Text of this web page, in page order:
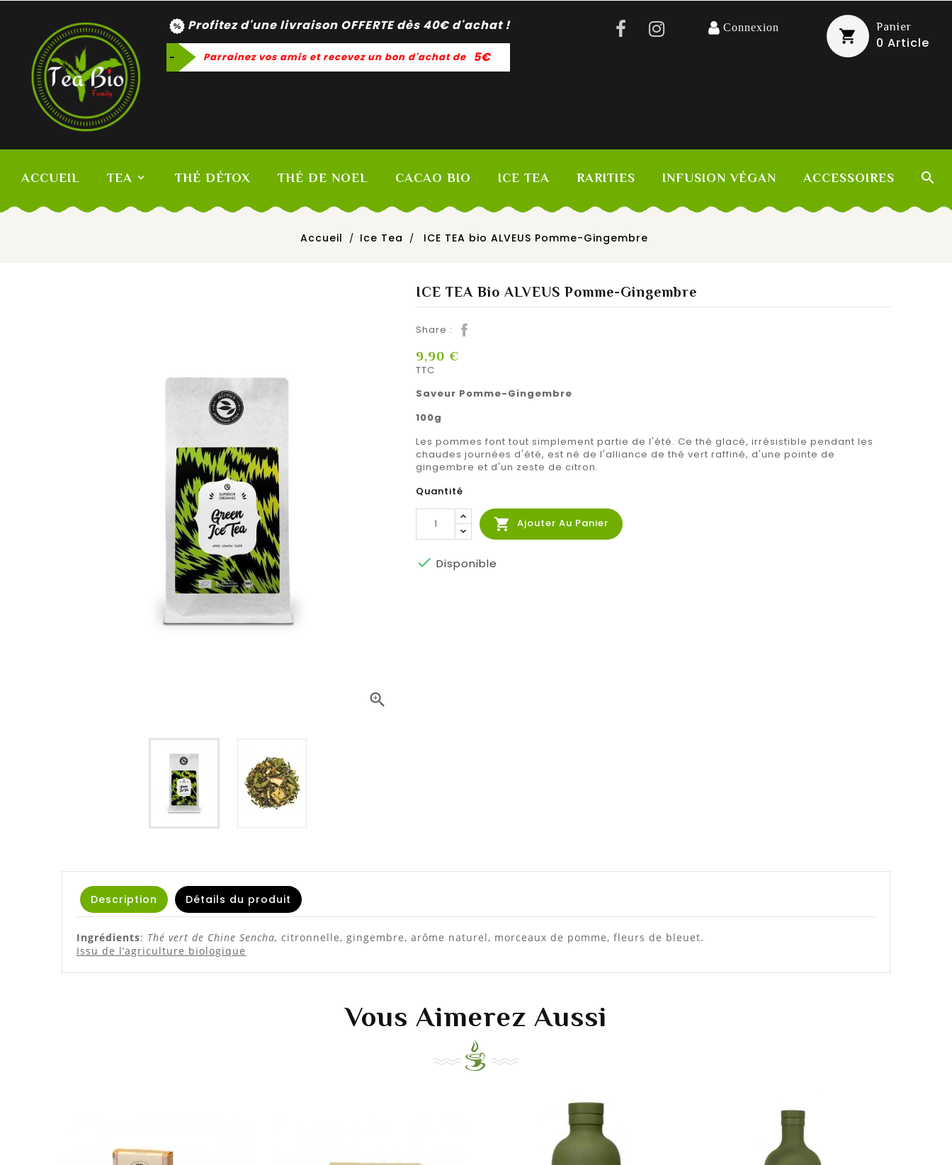
Profitez d'une livraison OFFERTE dès 40€d'achat !
- Parrainez vos amis et recevez un bon d'achat de 5€
Connexion Panier
0 Article
ACCUEIL TEA THÉ DÉTOX THÉ DE NOEL CACAO BIO ICE TEA RARITIES INFUSION VÉGAN ACCESSOIRES 
Accueil Ice Tea ICE TEA bio ALVEUS Pomme-Gingembre

ICE TEA Bio ALVEUS Pomme-Gingembre
Share :
9,90 €
TTC
Saveur Pomme-Gingembre
100g
Les pommes font tout simplement partie de l'été. Ce thé glacé, irrésistible pendant les
chaudes journées d'été, est né de l'alliance de thé vert raffiné, d'une pointe de
gingembre et d'un zeste de citron.
Quantité
 Ajouter Au Panier
 Disponible
Description Détails du produit
Ingrédients: Thé vert de Chine Sencha, citronnelle, gingembre, arôme naturel, morceaux de pomme, fleurs de bleuet.
Issu de l’agriculture biologique
Vous Aimerez Aussi